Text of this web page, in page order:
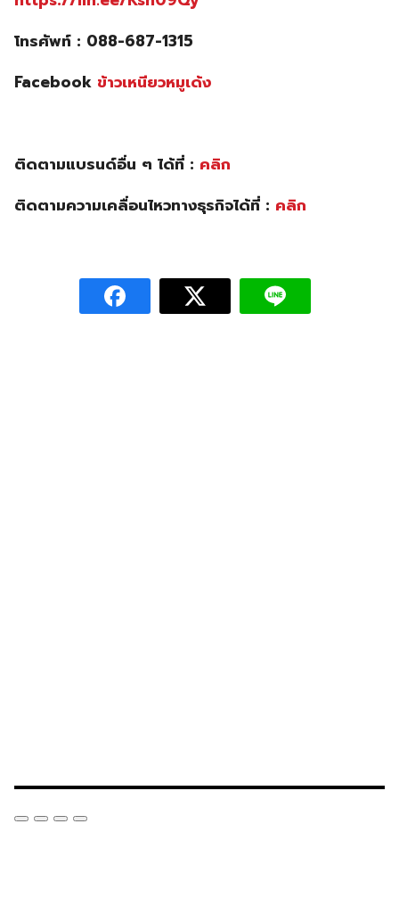
โทรศัพท์ : 088-687-1315
Facebook ข้าวเหนียวหมูเด้ง
ติดตามแบรนด์อื่น ๆ ได้ที่ : คลิก
ติดตามความเคลื่อนไหวทางธุรกิจได้ที่ : คลิก